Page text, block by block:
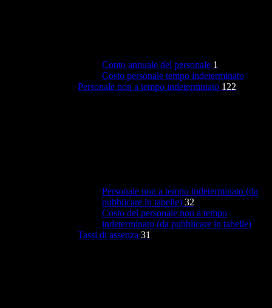
Conto annuale del personale 1
Costo personale tempo indeterminato
Personale non a tempo indeterminato 122
Personale non a tempo indeterminato (da
pubblicare in tabelle) 32
Costo del personale non a tempo
indeterminato (da pubblicare in tabelle)
Tassi di assenza 31